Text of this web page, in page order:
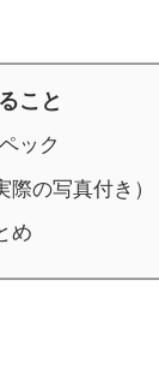
こと
ック
の写真付き）
め